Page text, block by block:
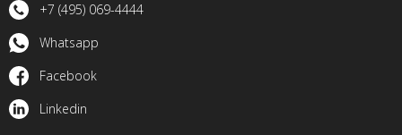
+7 (495) 069-4444
Whatsapp
Facebook
Linkedin